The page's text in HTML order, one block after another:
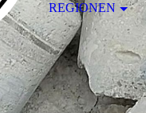
REGIONEN